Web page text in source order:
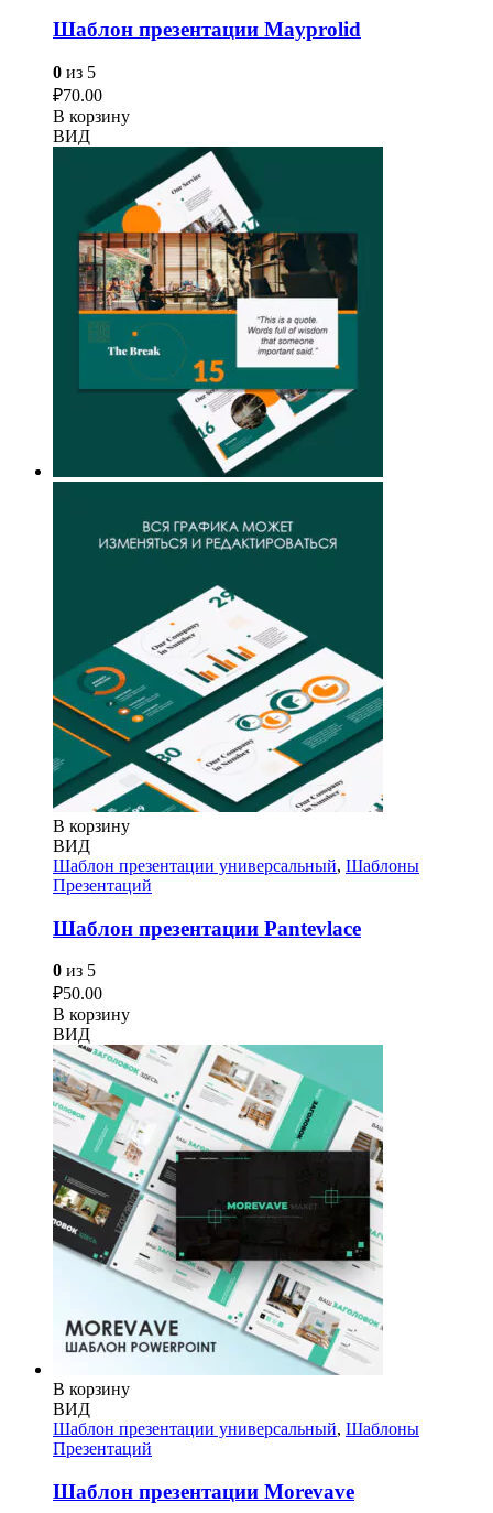
Шаблон презентации Mayprolid
0 из 5
₽70.00
В корзину
ВИД
В корзину
ВИД
Шаблон презентации универсальный, Шаблоны
Презентаций
Шаблон презентации Pantevlace
0 из 5
₽50.00
В корзину
ВИД
В корзину
ВИД
Шаблон презентации универсальный, Шаблоны
Презентаций
Шаблон презентации Morevave